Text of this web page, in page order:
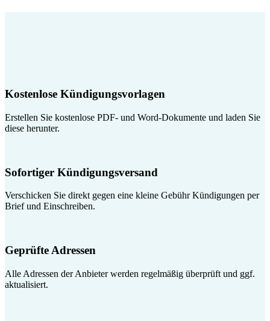
Kostenlose Kündigungsvorlagen
Erstellen Sie kostenlose PDF- und Word-Dokumente und laden Sie
diese herunter.
Sofortiger Kündigungsversand
Verschicken Sie direkt gegen eine kleine Gebühr Kündigungen per
Brief und Einschreiben.
Geprüfte Adressen
Alle Adressen der Anbieter werden regelmäßig überprüft und ggf.
aktualisiert.